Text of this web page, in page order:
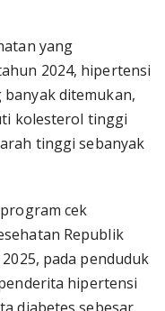
yang
2024, hipertensi
ditemukan,
kolesterol tinggi
tinggi sebanyak
cek
Republik
pada penduduk
hipertensi